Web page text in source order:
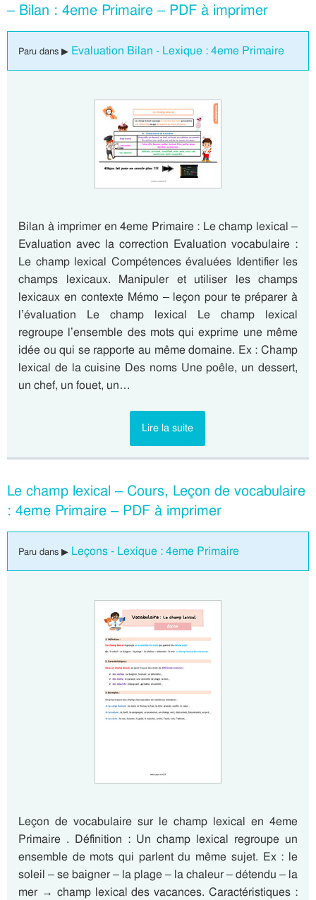
– Bilan : 4eme Primaire – PDF à imprimer
Paru dans ▶ Evaluation Bilan - Lexique : 4eme Primaire
Bilan à imprimer en 4eme Primaire : Le champ lexical –
Evaluation avec la correction Evaluation vocabulaire :
Le champ lexical Compétences évaluées Identifier les
champs lexicaux. Manipuler et utiliser les champs
lexicaux en contexte Mémo – leçon pour te préparer à
l’évaluation Le champ lexical Le champ lexical
regroupe l’ensemble des mots qui exprime une même
idée ou qui se rapporte au même domaine. Ex : Champ
lexical de la cuisine Des noms Une poêle, un dessert,
un chef, un fouet, un…
Lire la suite
Le champ lexical – Cours, Leçon de vocabulaire
: 4eme Primaire – PDF à imprimer
Paru dans ▶ Leçons - Lexique : 4eme Primaire
Leçon de vocabulaire sur le champ lexical en 4eme
Primaire . Définition : Un champ lexical regroupe un
ensemble de mots qui parlent du même sujet. Ex : le
soleil – se baigner – la plage – la chaleur – détendu – la
mer → champ lexical des vacances. Caractéristiques :